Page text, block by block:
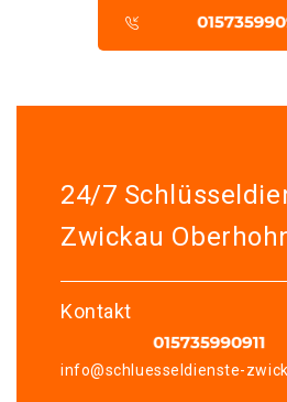
24/7
Zwickau
Kontakt
info@schluesseldienste-